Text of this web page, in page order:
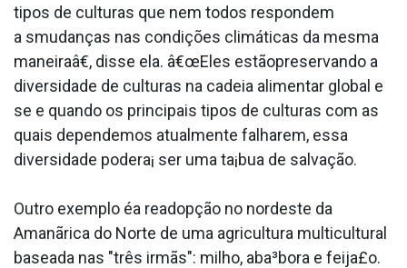
tipos de culturas que nem todos respondem
a smudanças nas condições climáticas da mesma
maneiraâ€, disse ela. â€œEles estãopreservando a
diversidade de culturas na cadeia alimentar global e
se e quando os principais tipos de culturas com as
quais dependemos atualmente falharem, essa
diversidade podera¡ ser uma ta¡bua de salvação.
Outro exemplo éa readopção no nordeste da
Amanãrica do Norte de uma agricultura multicultural
baseada nas "três irmãs": milho, aba³bora e feija£o.